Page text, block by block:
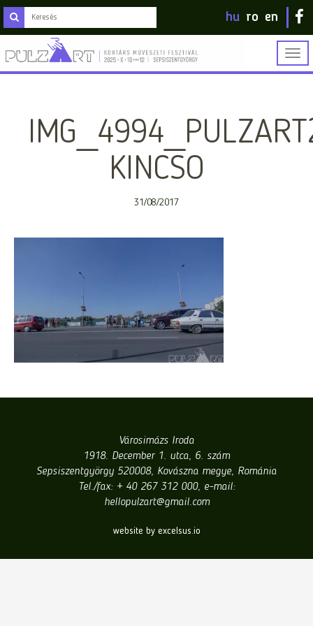
hu ro en
KINCSO
31/08/2017
Városimázs Iroda
1918. December 1. utca, 6. szám
Sepsiszentgyörgy 520008, Kovászna megye, Románia
Tel./fax: + 40 267 312 000, e-mail:
hellopulzart@gmail.com
website by excelsus.io